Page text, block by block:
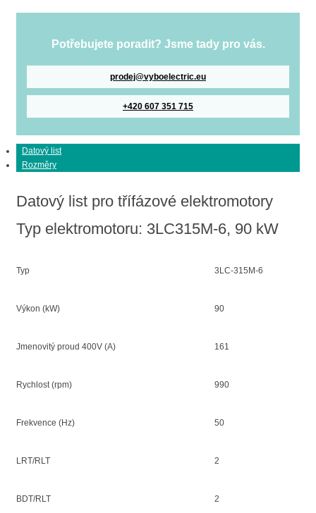
Potřebujete poradit? Jsme tady pro vás.
prodej@vyboelectric.eu
+420 607 351 715
Datový list
Rozměry
Datový list pro třífázové elektromotory
Typ elektromotoru: 3LC315M-6, 90 kW
Typ 3LC-315M-6
Výkon (kW) 90
Jmenovitý proud 400V (A) 161
Rychlost (rpm) 990
Frekvence (Hz) 50
LRT/RLT 2
BDT/RLT 2